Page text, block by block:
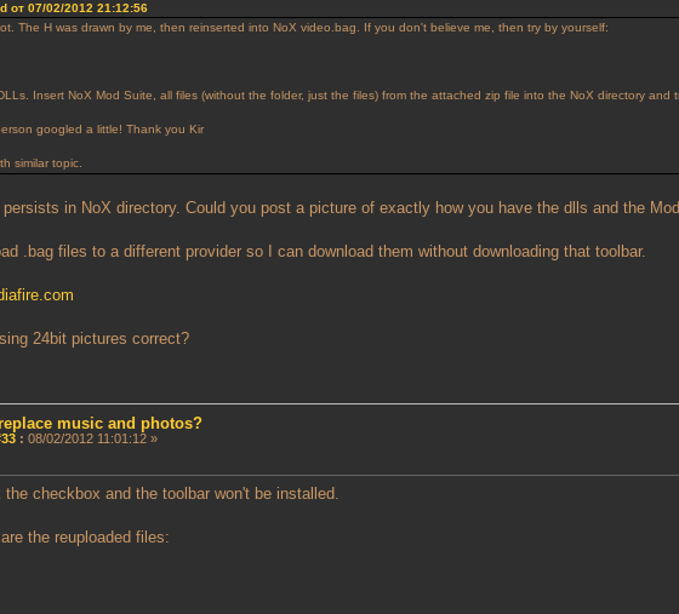
от 07/02/2012 21:12:56
The H was drawn by me, then reinserted into NoX video.bag. If you don't believe me, then try by yourself:
Insert NoX Mod Suite, all files (without the folder, just the files) from the attached zip file into the NoX directory and
googled a little! Thank you Kir
similar topic.
persists in NoX directory. Could you post a picture of exactly how you have the dlls and the
.bag files to a different provider so I can download them without downloading that toolbar.
24bit pictures correct?
music and photos?
: 08/02/2012 11:01:12 »
the checkbox and the toolbar won't be installed.
the reuploaded files: